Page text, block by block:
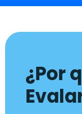
¿Por